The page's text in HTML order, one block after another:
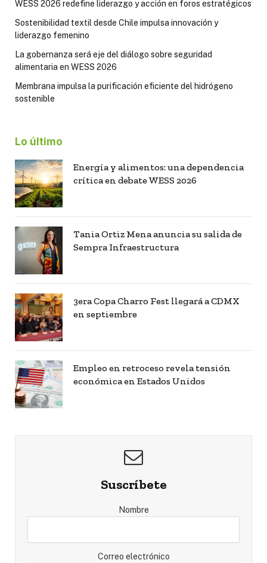
WESS 2026 redefine liderazgo y acción en foros estratégicos
Sostenibilidad textil desde Chile impulsa innovación y
liderazgo femenino
La gobernanza será eje del diálogo sobre seguridad
alimentaria en WESS 2026
Membrana impulsa la purificación eficiente del hidrógeno
sostenible
Lo último
Energía y alimentos: una dependencia
crítica en debate WESS 2026
Tania Ortiz Mena anuncia su salida de
Sempra Infraestructura
3era Copa Charro Fest llegará a CDMX
en septiembre
Empleo en retroceso revela tensión
económica en Estados Unidos
Suscríbete
Nombre
Correo electrónico